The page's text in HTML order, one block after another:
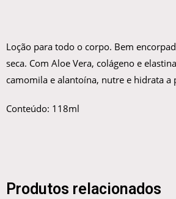
Loção para todo o corpo. Bem
seca. Com Aloe Vera, colágeno e
camomila e alantoína, nutre e hidrata a
Conteúdo: 118ml
Produtos relacionados